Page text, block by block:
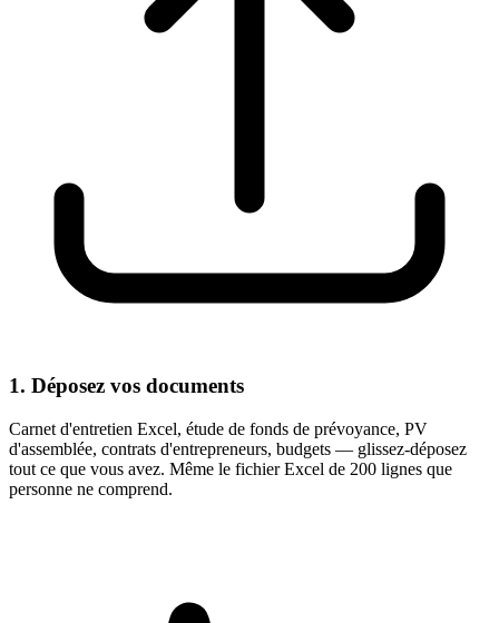
1. Déposez vos documents
Carnet d'entretien Excel, étude de fonds de prévoyance, PV
d'assemblée, contrats d'entrepreneurs, budgets — glissez-déposez
tout ce que vous avez. Même le fichier Excel de 200 lignes que
personne ne comprend.